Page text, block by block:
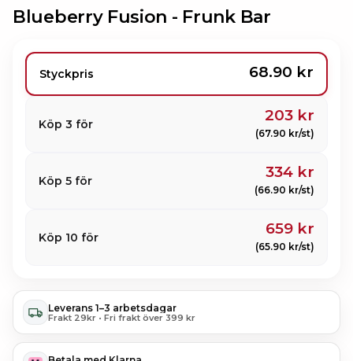
Blueberry Fusion - Frunk Bar
Styckpris 68.90 kr
Köp 3 för 203 kr
(67.90 kr/st)
Köp 5 för 334 kr
(66.90 kr/st)
Köp 10 för 659 kr
(65.90 kr/st)
Leverans 1–3 arbetsdagar
Frakt 29kr • Fri frakt över 399 kr